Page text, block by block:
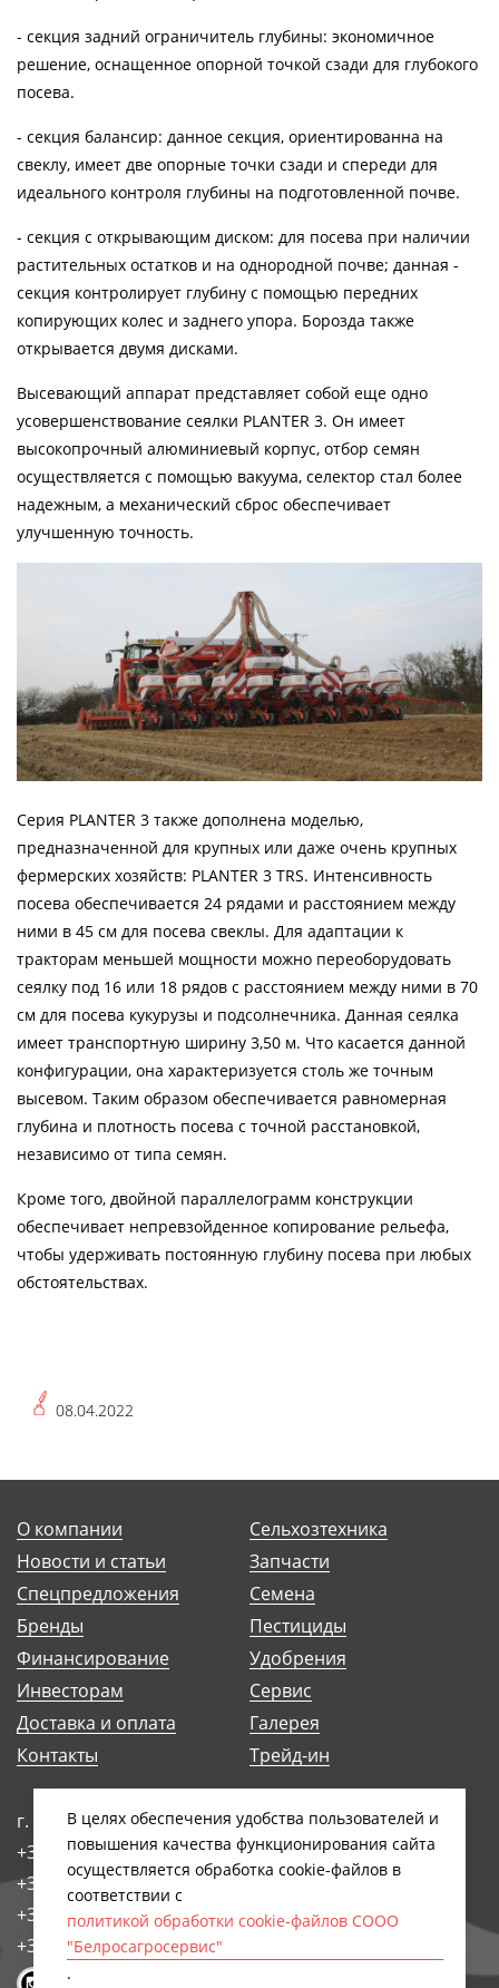
- секция задний ограничитель глубины: экономичное
решение, оснащенное опорной точкой сзади для глубокого
посева.
- секция балансир: данное секция, ориентированна на
свеклу, имеет две опорные точки сзади и спереди для
идеального контроля глубины на подготовленной почве.
- секция с открывающим диском: для посева при наличии
растительных остатков и на однородной почве; данная -
секция контролирует глубину с помощью передних
копирующих колес и заднего упора. Борозда также
открывается двумя дисками.
Высевающий аппарат представляет собой еще одно
усовершенствование сеялки PLANTER 3. Он имеет
высокопрочный алюминиевый корпус, отбор семян
осуществляется с помощью вакуума, селектор стал более
надежным, а механический сброс обеспечивает
улучшенную точность.
Серия PLANTER 3 также дополнена моделью,
предназначенной для крупных или даже очень крупных
фермерских хозяйств: PLANTER 3 TRS. Интенсивность
посева обеспечивается 24 рядами и расстоянием между
ними в 45 см для посева свеклы. Для адаптации к
тракторам меньшей мощности можно переоборудовать
сеялку под 16 или 18 рядов с расстоянием между ними в 70
см для посева кукурузы и подсолнечника. Данная сеялка
имеет транспортную ширину 3,50 м. Что касается данной
конфигурации, она характеризуется столь же точным
высевом. Таким образом обеспечивается равномерная
глубина и плотность посева с точной расстановкой,
независимо от типа семян.
Кроме того, двойной параллелограмм конструкции
обеспечивает непревзойденное копирование рельефа,
чтобы удерживать постоянную глубину посева при любых
обстоятельствах.
08.04.2022
О компании
Новости и статьи
Спецпредложения
Бренды
Финансирование
Инвесторам
Доставка и оплата
Контакты
Сельхозтехника
Запчасти
Семена
Пестициды
Удобрения
Сервис
Галерея
Трейд-ин
г. Минск, ул. Антоновская, 14Б
+375 (17) 248-91-29
+375 (17) 242-97-93
+375 (17) 258-89-66
+375 (44) 768-79-84
В целях обеспечения удобства пользователей и
повышения качества функционирования сайта
осуществляется обработка сookiе-файлов в
соответствии с
политикой обработки cookie-файлов СООО
"Белросагросервис"
.